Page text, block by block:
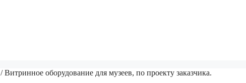
/ Витринное оборудование для музеев, по проекту заказчика.